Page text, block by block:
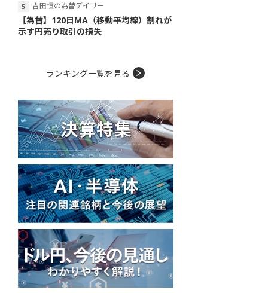
吉田恒の為替デイリー
【為替】120日MA（移動平均線）割れが
示す円売り取引の損失
ランキング一覧を見る